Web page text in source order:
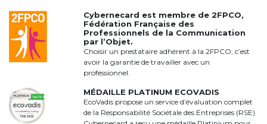
Cybernecard est membre de2FPCO,
Fédération Française des
Professionnels de la Communication
par l’Objet.
Choisir un prestataire adhérent à la 2FPCO, c’est
avoir la garantie de travailler avec un
professionnel.
MÉDAILLE PLATINUM ECOVADIS
EcoVadis propose un service d’évaluation complet
de la Responsabilité Sociétale des Entreprises (RSE).